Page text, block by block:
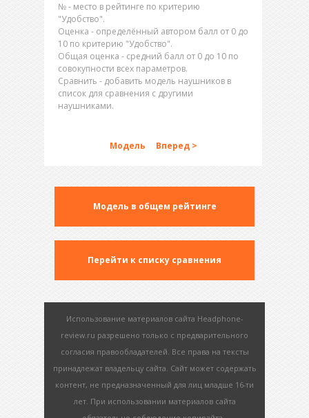
№ - место в рейтинге по критерию
"Удобство".
Оценка - определённый автором балл от 0 до
10 по критерию "Удобство".
Общая оценка - средний балл от 0 до 10 по
совокупности всех параметров.
Сравнить - добавить модель наушников в
список для сравнения с другими
наушниками.
Модель Вперед >
Модель в общем рейтинге
Перейти к списку сравнения
Использование материалов сайта Headphone-
review.ru разрешено только с предварительного
согласия правообладателей. Все права на тексты
принадлежат владельцу сайта. Сайт может содержать
контент, не предназначенный для лиц младше 16-ти
лет. При использовании материалов сайта